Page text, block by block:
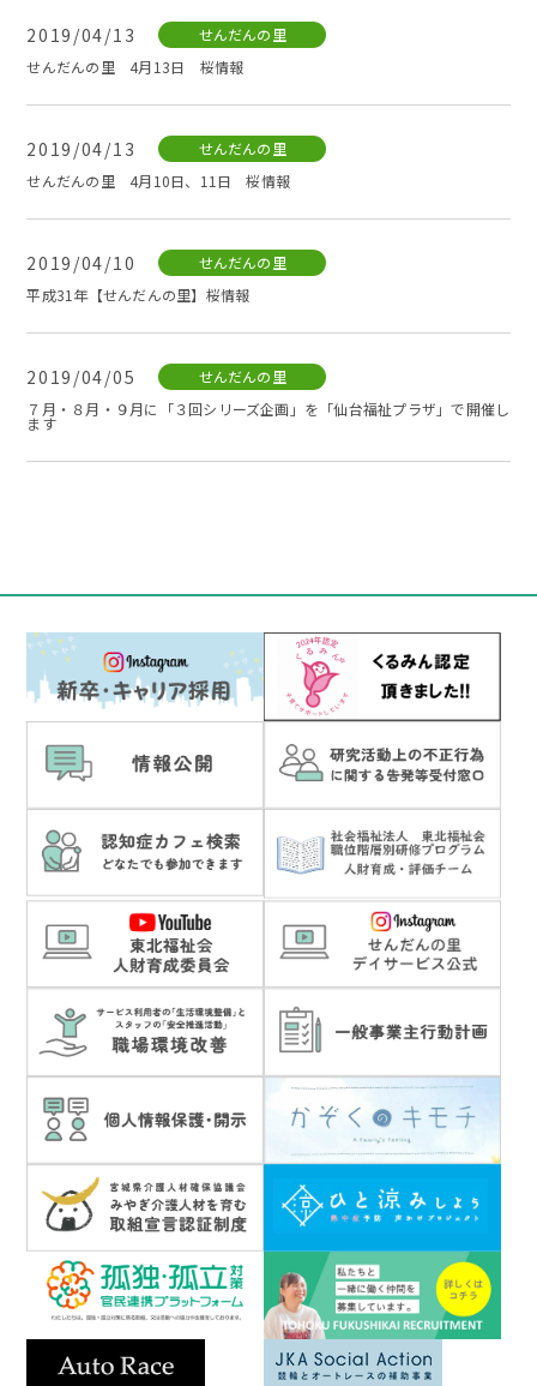
2019/04/13
せんだんの里
せんだんの里 4月13日 桜情報
2019/04/13
せんだんの里
せんだんの里 4月10日、11日 桜情報
2019/04/10
せんだんの里
平成31年【せんだんの里】桜情報
2019/04/05
せんだんの里
７月・８月・９月に「３回シリーズ企画」を「仙台福祉プラザ」で開催し
ます